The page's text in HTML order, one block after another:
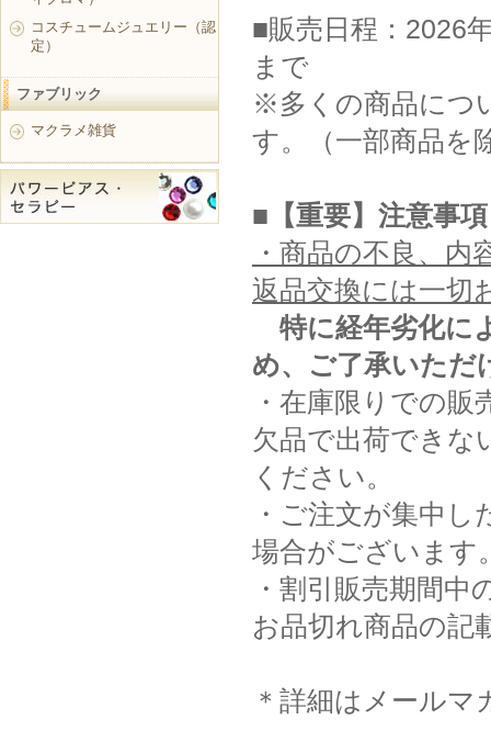
■販売日程：2026
まで
※多くの商品につ
す。（一部商品を
■【重要】注意事項
・商品の不良、
返品交換には一切
特に経年劣化に
め、ご了承いただ
・在庫限りでの
欠品で出荷できな
ください。
・ご注文が集中
場合がございます
・割引販売期間
お品切れ商品の記
＊詳細はメール
コスチュームジュエリー（認
定）
ファブリック
マクラメ雑貨